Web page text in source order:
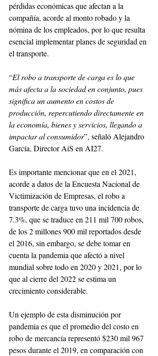
pérdidas económicas que afectan a la
compañía, acorde al monto robado y la
nómina de los empleados, por lo que resulta
esencial implementar planes de seguridad en
el transporte.
“El robo a transporte de carga es lo que
más afecta a la sociedad en conjunto, pues
significa un aumento en costos de
producción, repercutiendo directamente en
la economía, bienes y servicios, llegando a
impactar al consumidor”, señaló Alejandro
García, Director AiS en AI27.
Es importante mencionar que en el 2021,
acorde a datos de la Encuesta Nacional de
Victimización de Empresas, el robo a
transporte de carga tuvo una incidencia de
7.3%, que se traduce en 211 mil 700 robos,
de los 2 millones 900 mil reportados desde
el 2016, sin embargo, se debe tomar en
cuenta la pandemia que afectó a nivel
mundial sobre todo en 2020 y 2021, por lo
que al cierre del 2022 se estima un
crecimiento considerable.
Un ejemplo de esta disminución por
pandemia es que el promedio del costo en
robo de mercancía representó $230 mil 967
pesos durante el 2019, en comparación con